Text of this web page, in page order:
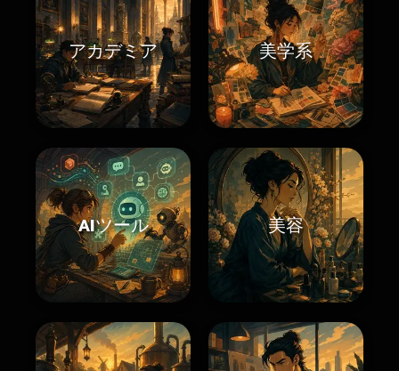
アカデミア 美学系
AIツール 美容